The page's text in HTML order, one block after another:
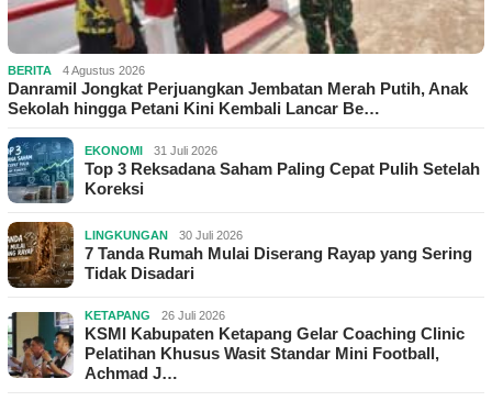
BERITA 4 Agustus 2026
Danramil Jongkat Perjuangkan Jembatan Merah Putih, Anak
Sekolah hingga Petani Kini Kembali Lancar Be…
EKONOMI 31 Juli 2026
Top 3 Reksadana Saham Paling Cepat Pulih Setelah
Koreksi
LINGKUNGAN 30 Juli 2026
7 Tanda Rumah Mulai Diserang Rayap yang Sering
Tidak Disadari
KETAPANG 26 Juli 2026
KSMI Kabupaten Ketapang Gelar Coaching Clinic
Pelatihan Khusus Wasit Standar Mini Football,
Achmad J…